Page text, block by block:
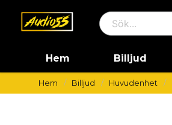
Hem Billjud
Hem Billjud Huvudenhet